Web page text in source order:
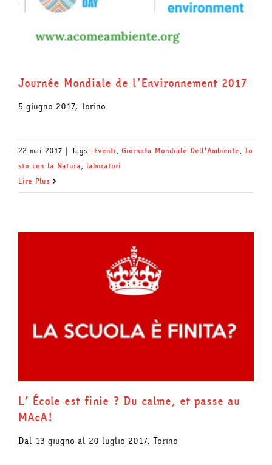
Journée Mondiale de l’Environnement 2017
5 giugno 2017, Torino
22 mai 2017 | Tags: Eventi, Giornata Mondiale Dell'Ambiente, Io
sto con la Natura, laboratori
Lire Plus
L’ École est finie ? Du calme, et passe au
MAcA!
Dal 13 giugno al 20 luglio 2017, Torino